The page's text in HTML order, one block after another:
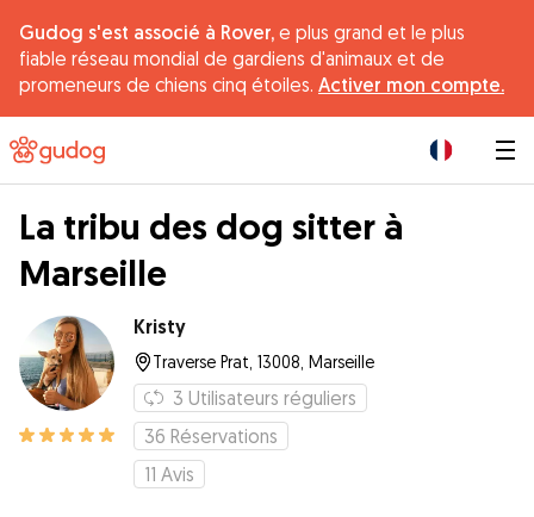
Gudog s'est associé à Rover, e plus grand et le plus
fiable réseau mondial de gardiens d'animaux et de
promeneurs de chiens cinq étoiles. Activer mon compte.
La tribu des dog sitter à
Marseille
Kristy
Traverse Prat, 13008, Marseille
3 Utilisateurs réguliers
36 Réservations
11 Avis